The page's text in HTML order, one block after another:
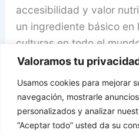
Valoramos tu
Usamos cookies para mejorar
navegación, mostrarle
personalizados y analizar
“Aceptar todo” usted da su
accesibilidad y valor
un ingrediente básico en
culturas en todo el
postres dulces, el arroz
variedad de
una experiencia